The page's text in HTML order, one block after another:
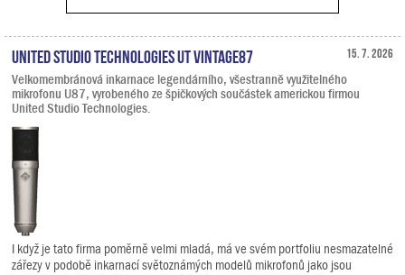
15. 7. 2026
United Studio Technologies UT Vintage87
Velkomembránová inkarnace legendárního, všestranně využitelného
mikrofonu U87, vyrobeného ze špičkových součástek americkou firmou
United Studio Technologies.
I když je tato firma poměrně velmi mladá, má ve svém portfoliu nesmazatelné
zářezy v podobě inkarnací světoznámých modelů mikrofonů jako jsou